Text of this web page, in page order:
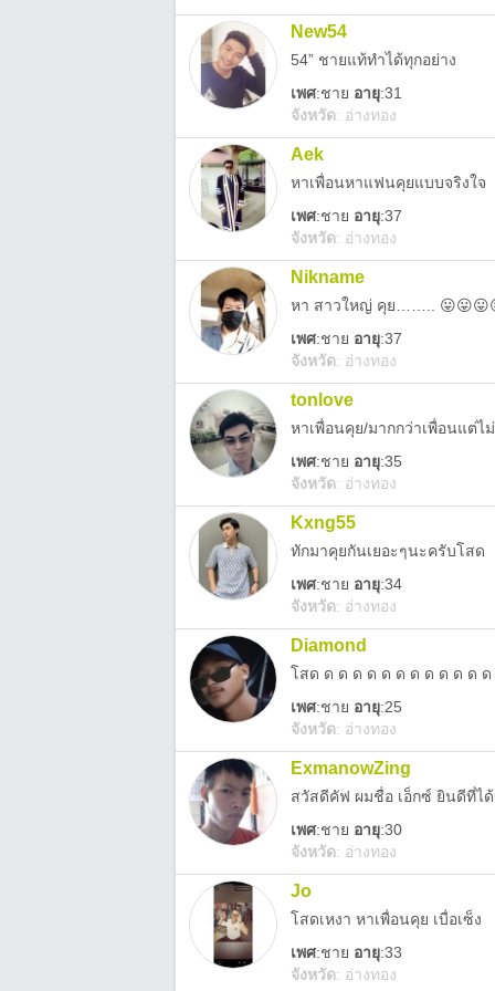
New54
54” ชายแท้ทำได้ทุกอย่าง
เพศ:ชาย อายุ:31
จังหวัด: อ่างทอง
Aek
หาเพื่อนหาแฟนคุยแบบจริงใจ
เพศ:ชาย อายุ:37
จังหวัด: อ่างทอง
Nikname
หา สาวใหญ่ คุย……..
เพศ:ชาย อายุ:37
จังหวัด: อ่างทอง
tonlove
หาเพื่อนคุย/มากกว่าเพื่อนแต่ไ
เพศ:ชาย อายุ:35
จังหวัด: อ่างทอง
Kxng55
ทักมาคุยกันเยอะๆนะครับโสด
เพศ:ชาย อายุ:34
จังหวัด: อ่างทอง
Diamond
โสด ด ด ด ด ด ด ด ด ด ด ด
เพศ:ชาย อายุ:25
จังหวัด: อ่างทอง
ExmanowZing
สวัสดีคัฟ ผมชื่อ เอ็กซ์ ยินดีที่ไ
เพศ:ชาย อายุ:30
จังหวัด: อ่างทอง
Jo
โสดเหงา หาเพื่อนคุย เบื่อเซ็ง
เพศ:ชาย อายุ:33
จังหวัด: อ่างทอง